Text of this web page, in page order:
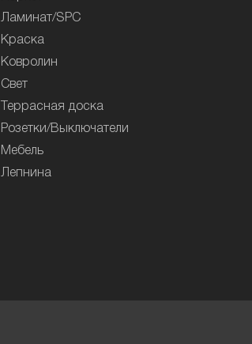
Ламинат/SPC
Краска
Ковролин
Свет
Террасная доска
Розетки/Выключатели
Мебель
Лепнина